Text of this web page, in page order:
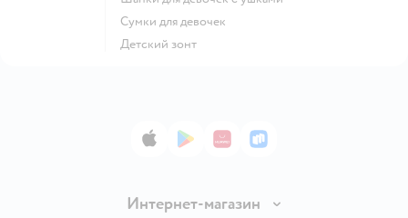
Сумки для девочек
Детский зонт
App StoreGoogle Play
AppGallery
RuStore
Интернет-магазин